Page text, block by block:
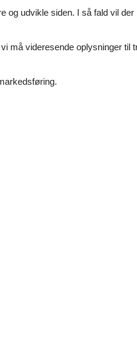
og udvikle siden. I så fald vil der
må videresende oplysninger til